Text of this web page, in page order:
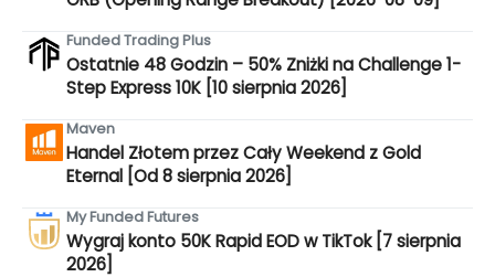
Funded Trading Plus
Ostatnie 48 Godzin – 50% Zniżki na Challenge 1-
Step Express 10K [10 sierpnia 2026]
Maven
Handel Złotem przez Cały Weekend z Gold
Eternal [Od 8 sierpnia 2026]
My Funded Futures
Wygraj konto 50K Rapid EOD w TikTok [7 sierpnia
2026]